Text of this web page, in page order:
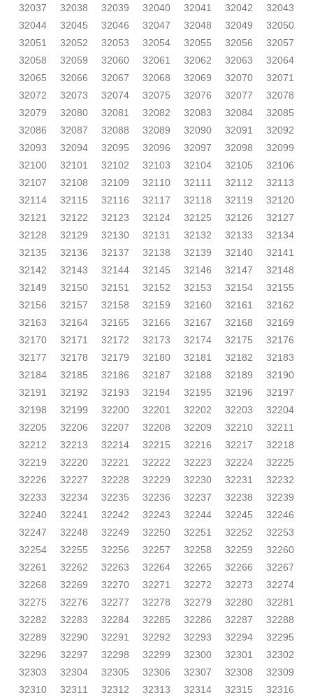
32037
32038 32039 32040 32041 32042
32043
32044
32045 32046 32047 32048 32049
32050
32051
32052 32053 32054 32055 32056
32057
32058
32059 32060 32061 32062 32063
32064
32065
32066 32067 32068 32069 32070
32071
32072
32073 32074 32075 32076 32077
32078
32079
32080 32081 32082 32083 32084
32085
32086
32087 32088 32089 32090 32091
32092
32093
32094 32095 32096 32097 32098
32099
32100
32101 32102 32103 32104 32105
32106
32107
32108 32109 32110 32111 32112
32113
32114
32115 32116 32117 32118 32119
32120
32121
32122 32123 32124 32125 32126
32127
32128
32129 32130 32131 32132 32133
32134
32135
32136 32137 32138 32139 32140
32141
32142
32143 32144 32145 32146 32147
32148
32149
32150 32151 32152 32153 32154
32155
32156
32157 32158 32159 32160 32161
32162
32163
32164 32165 32166 32167 32168
32169
32170
32171 32172 32173 32174 32175
32176
32177
32178 32179 32180 32181 32182
32183
32184
32185 32186 32187 32188 32189
32190
32191
32192 32193 32194 32195 32196
32197
32198
32199 32200 32201 32202 32203
32204
32205
32206 32207 32208 32209 32210
32211
32212
32213 32214 32215 32216 32217
32218
32219
32220 32221 32222 32223 32224
32225
32226
32227 32228 32229 32230 32231
32232
32233
32234 32235 32236 32237 32238
32239
32240
32241 32242 32243 32244 32245
32246
32247
32248 32249 32250 32251 32252
32253
32254
32255 32256 32257 32258 32259
32260
32261
32262 32263 32264 32265 32266
32267
32268
32269 32270 32271 32272 32273
32274
32275
32276 32277 32278 32279 32280
32281
32282
32283 32284 32285 32286 32287
32288
32289
32290 32291 32292 32293 32294
32295
32296
32297 32298 32299 32300 32301
32302
32303
32304 32305 32306 32307 32308
32309
32310
32311 32312 32313 32314 32315
32316